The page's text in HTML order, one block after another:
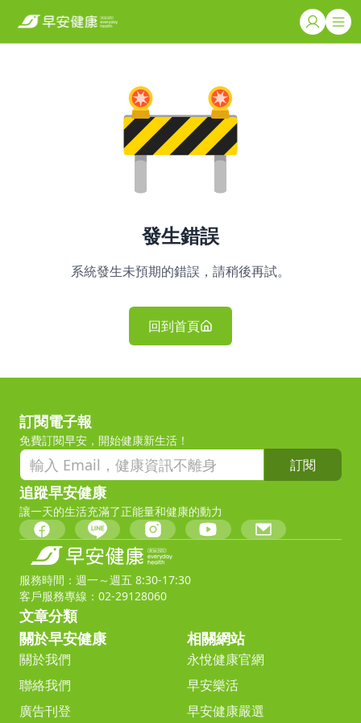
發生錯誤
系統發生未預期的錯誤，請稍後再試。
回到首頁
訂閱電子報
免費訂閱早安，開始健康新生活！
訂閱
追蹤早安健康
讓一天的生活充滿了正能量和健康的動力
服務時間：週一～週五 8:30-17:30
客戶服務專線：02-29128060
文章分類
關於早安健康
關於我們
聯絡我們
廣告刊登
相關網站
永悅健康官網
早安樂活
早安健康嚴選